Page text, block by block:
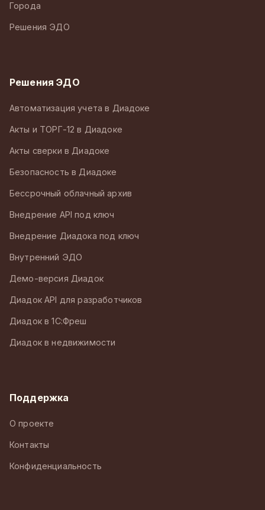
Города
Решения ЭДО
Решения ЭДО
Автоматизация учета в Диадоке
Акты и ТОРГ-12 в Диадоке
Акты сверки в Диадоке
Безопасность в Диадоке
Бессрочный облачный архив
Внедрение API под ключ
Внедрение Диадока под ключ
Внутренний ЭДО
Демо-версия Диадок
Диадок API для разработчиков
Диадок в 1С:Фреш
Диадок в недвижимости
Поддержка
О проекте
Контакты
Конфиденциальность